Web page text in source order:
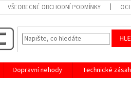
VŠEOBECNÉ OBCHODNÍ PODMÍNKY
Dopravní nehody Technické